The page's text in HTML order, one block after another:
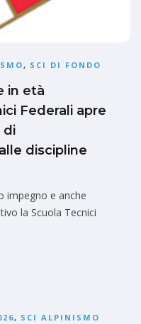
, SCI DI FONDO
in età
Federali apre
di
discipline
impegno e anche
la Scuola Tecnici
, SCI ALPINISMO